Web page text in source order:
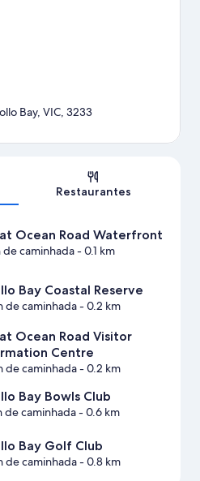
Bay, VIC, 3233
Restaurantes
Ocean Road Waterfront
de caminhada- 0.1 km
Bay Coastal Reserve
de caminhada- 0.2 km
Ocean Road Visitor
Centre
de caminhada- 0.2 km
Bay Bowls Club
de caminhada- 0.6 km
Bay Golf Club
de caminhada- 0.8 km